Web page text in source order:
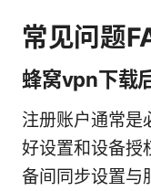
常见问题
蜂窝vpn下载
注册账户通常是
好设置和设备授
备间同步设置与